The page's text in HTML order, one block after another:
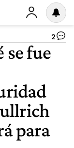
2
se fue
para